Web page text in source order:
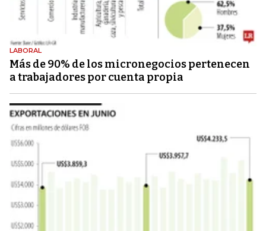
LABORAL
Más de 90% de los micronegocios pertenecen
a trabajadores por cuenta propia